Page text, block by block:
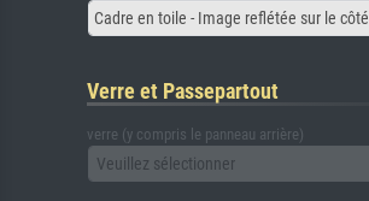
Cadre en toile - Image reflétée sur le côté
Verre et Passepartout
verre (y compris le panneau arrière)
Veuillez sélectionner